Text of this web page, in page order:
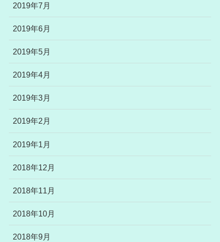
2019年7月
2019年6月
2019年5月
2019年4月
2019年3月
2019年2月
2019年1月
2018年12月
2018年11月
2018年10月
2018年9月